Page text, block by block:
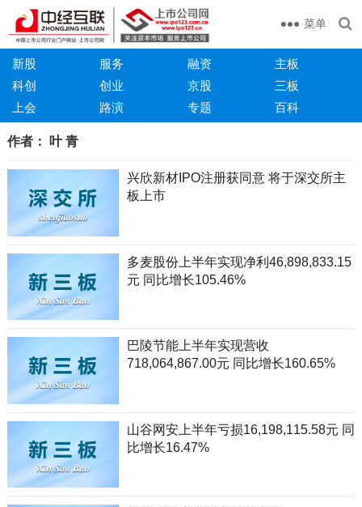
菜单
新股 服务 融资
主板
科创
创业 京股
三板
上会
路演 专题 百科
作者： 叶 青
兴欣新材IPO注册获同意 将于深交所主
板上市
多麦股份上半年实现净利46,898,833.15
元 同比增长105.46%
巴陵节能上半年实现营收
718,064,867.00元 同比增长160.65%
山谷网安上半年亏损16,198,115.58元 同
比增长16.47%